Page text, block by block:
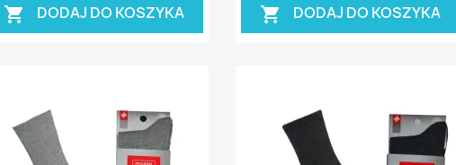
 DODAJ DO KOSZYKA  DODAJ DO KOSZYKA